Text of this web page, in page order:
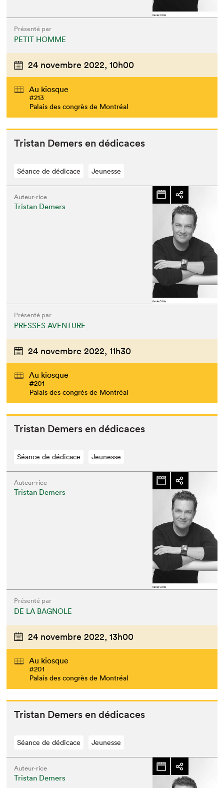
Présenté par
PETIT HOMME
24 novembre 2022, 10h00
Au kiosque
#213
Palais des congrès de Montréal
Tris­tan Demers en dédicaces
Séance de dédicace Jeunesse
Auteur·rice
Tristan Demers
Présenté par
PRESSES AVENTURE
24 novembre 2022, 11h30
Au kiosque
#201
Palais des congrès de Montréal
Tris­tan Demers en dédicaces
Séance de dédicace Jeunesse
Auteur·rice
Tristan Demers
Présenté par
DE LA BAGNOLE
24 novembre 2022, 13h00
Au kiosque
#201
Palais des congrès de Montréal
Tris­tan Demers en dédicaces
Séance de dédicace Jeunesse
Auteur·rice
Tristan Demers